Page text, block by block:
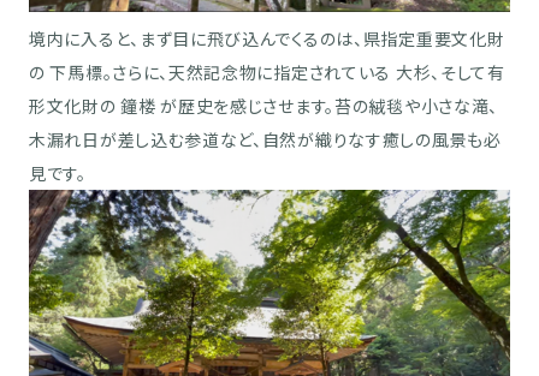
境内に入ると、まず目に飛び込んでくるのは、県指定重要文化財
の 下馬標。さらに、天然記念物に指定されている 大杉、そして有
形文化財の 鐘楼 が歴史を感じさせます。苔の絨毯や小さな滝、
木漏れ日が差し込む参道など、自然が織りなす癒しの風景も必
見です。